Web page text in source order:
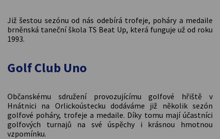
Již šestou sezónu od nás odebírá trofeje, poháry a medaile
brněnská taneční škola TS Beat Up, která funguje už od roku
1993.
Golf Club Uno
Občanskému sdružení provozujícímu golfové hřiště v
Hnátnici na Orlickoústecku dodáváme již několik sezón
golfové poháry, trofeje a medaile. Díky tomu mají účastníci
golfových turnajů na své úspěchy i krásnou hmotnou
vzpomínku.